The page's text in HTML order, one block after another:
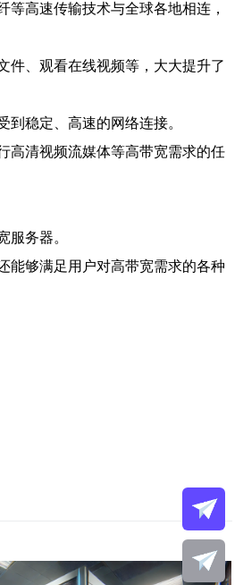
高速传输技术与全球各地相连，
件、观看在线视频等，大大提升了
稳定、高速的网络连接。
高清视频流媒体等高带宽需求的任
服务器。
能够满足用户对高带宽需求的各种